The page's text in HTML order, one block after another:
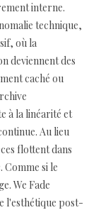
interne.
technique,
où la
deviennent des
caché ou
à la linéarité et
Au lieu
flottent dans
Comme si le
We Fade
l'esthétique post-